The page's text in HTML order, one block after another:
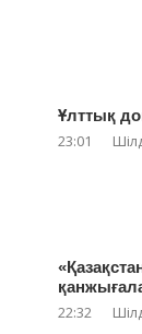
Ұлттық
23:01
22:32